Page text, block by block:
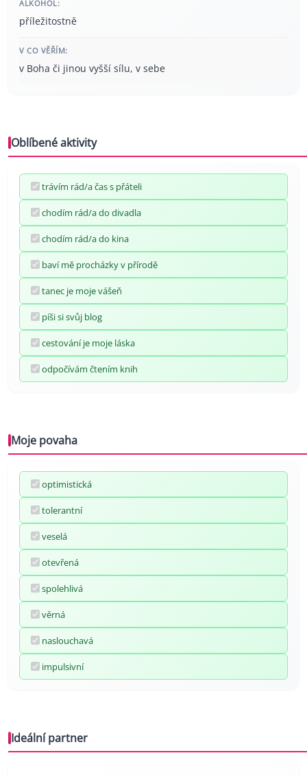
ALKOHOL:
příležitostně
V CO VĚŘÍM:
v Boha či jinou vyšší sílu, v sebe
Oblíbené aktivity
trávím rád/a čas s přáteli
chodím rád/a do divadla
chodím rád/a do kina
baví mě procházky v přírodě
tanec je moje vášeň
píši si svůj blog
cestování je moje láska
odpočívám čtením knih
Moje povaha
optimistická
tolerantní
veselá
otevřená
spolehlivá
věrná
naslouchavá
impulsivní
Ideální partner